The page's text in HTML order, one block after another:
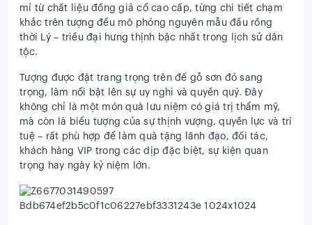
mỉ từ chất liệu đồng giả cổ cao cấp, từng chi tiết chạm
khắc trên tượng đều mô phỏng nguyên mẫu đầu rồng
thời Lý – triều đại hưng thịnh bậc nhất trong lịch sử dân
tộc.
Tượng được đặt trang trọng trên đế gỗ sơn đỏ sang
trọng, làm nổi bật lên sự uy nghi và quyền quý. Đây
không chỉ là một món quà lưu niệm có giá trị thẩm mỹ,
mà còn là biểu tượng của sự thịnh vượng, quyền lực và trí
tuệ – rất phù hợp để làm quà tặng lãnh đạo, đối tác,
khách hàng VIP trong các dịp đặc biệt, sự kiện quan
trọng hay ngày kỷ niệm lớn.